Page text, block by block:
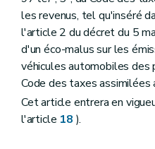
les revenus, tel qu'inséré
l'article 2 du décret du 5
d'un éco-malus sur les
véhicules automobiles des
Code des taxes assimilées
Cet article entrera en
l'article 18 ).